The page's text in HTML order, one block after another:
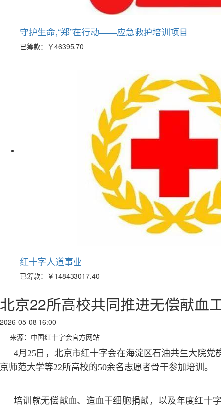
守护生命,“郑”在行动——应急救护培训项目
已筹款： ￥46395.70
红十字人道事业
已筹款： ￥148433017.40
北京22所高校共同推进无偿献血
2026-05-08 16:00
来源：中国红十字会官方网站
4月25日，北京市红十字会在海淀区石油共生大院
京师范大学等22所高校的50余名志愿者骨干参加培训。
培训就无偿献血、造血干细胞捐献，以及年度红十